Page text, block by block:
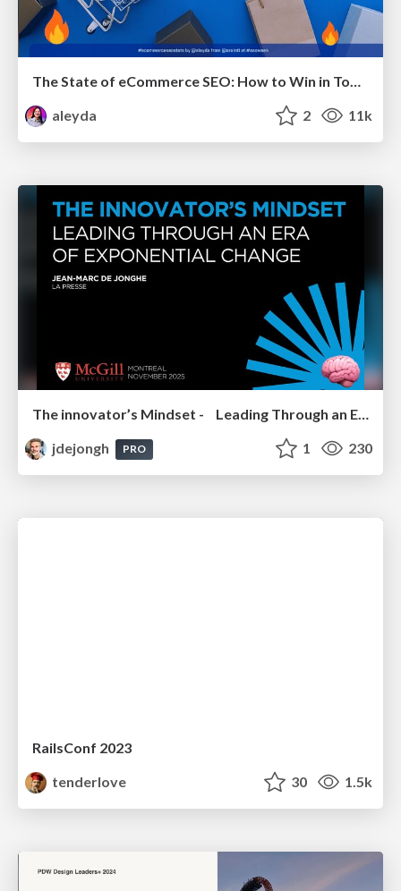
The State of eCommerce SEO: How to Win in Today's Products SERPs - #SEOweek
aleyda
2 11k
The innovator’s Mindset - Leading Through an Era of Exponential Change - McGill University 2025
jdejongh
PRO 1 230
RailsConf 2023
tenderlove
30 1.5k